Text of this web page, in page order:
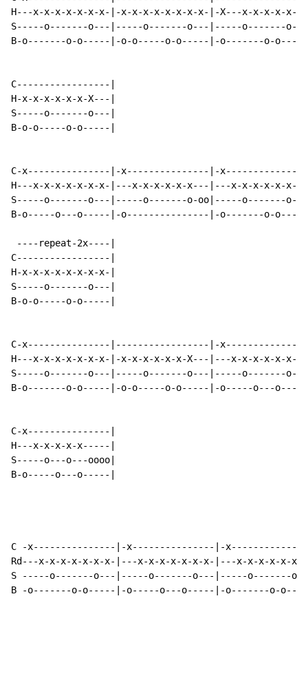
H---x-x-x-x-x-x-x-|-x-x-x-x-x-x-x-x-|-X---x-x-x-x-x-
S-----o-------o---|-----o-------o---|-----o-------
B-o-------o-o-----|-o-o-----o-o-----|-o-------o-
C-----------------|
H-x-x-x-x-x-x-X---|
S-----o-------o---|
B-o-o-----o-o-----|
C-x---------------|-x---------------|-
H---x-x-x-x-x-x-x-|---x-x-x-x-x-x---|---x-x-x-x-x-x-
S-----o-------o---|-----o-------o-oo|-----o-------
B-o-----o---o-----|-o---------------|-o-------o-
----repeat-2x----|
C-----------------|
H-x-x-x-x-x-x-x-x-|
S-----o-------o---|
B-o-o-----o-o-----|
C-x---------------|-----------------|-
H---x-x-x-x-x-x-x-|-x-x-x-x-x-x-X---|---x-x-x-x-x-x-
S-----o-------o---|-----o-------o---|-----o-------
B-o-------o-o-----|-o-o-----o-o-----|-o-----o---
C-x---------------|
H---x-x-x-x-x-----|
S-----o---o---oooo|
B-o-----o---o-----|
C -x---------------|-x---------------|-
Rd---x-x-x-x-x-x-x-|---x-x-x-x-x-x-x-|---x-x-x-x-x-x-
S -----o-------o---|-----o-------o---|-----o-------
B -o-------o-o-----|-o-----o---o-----|-o-------o-